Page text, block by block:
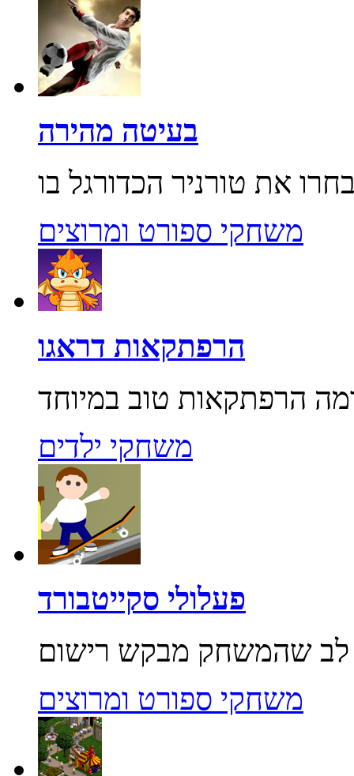
בעיטה מהירה
משחקי ספורט ומרוצים
הרפתקאות דראגו
משחקי ילדים
פעלולי סקייטבורד
משחקי ספורט ומרוצים